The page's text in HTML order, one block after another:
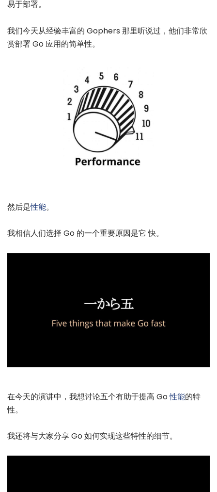
易于部署。
我们今天从经验丰富的 Gophers 那里听说过，他们非常欣
赏部署 Go 应用的简单性。
然后是性能。
我相信人们选择 Go 的一个重要原因是它 快。
在今天的演讲中，我想讨论五个有助于提高 Go性能的特
性。
我还将与大家分享 Go 如何实现这些特性的细节。